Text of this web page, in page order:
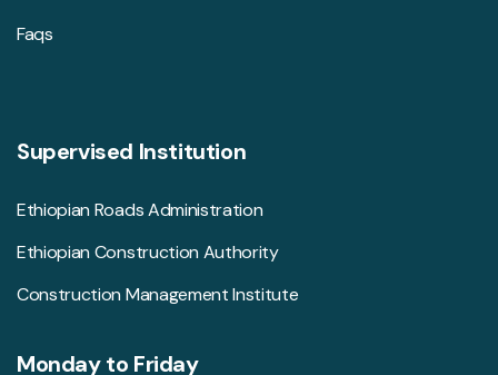
Faqs
Supervised Institution
Ethiopian Roads Administration
Ethiopian Construction Authority
Construction Management Institute
Monday to Friday